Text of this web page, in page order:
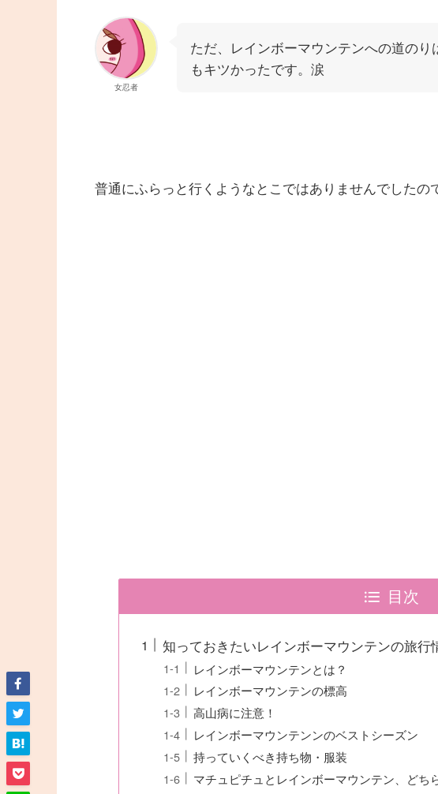
女忍者
ただ、レインボーマウンテンへの道のり
もキツかったです。涙
普通にふらっと行くようなとこではありませんでしたの
目次
知っておきたいレインボーマウンテンの旅行
レインボーマウンテンとは？
レインボーマウンテンの標高
高山病に注意！
レインボーマウンテンンのベストシーズン
持っていくべき持ち物・服装
マチュピチュとレインボーマウンテン、どち